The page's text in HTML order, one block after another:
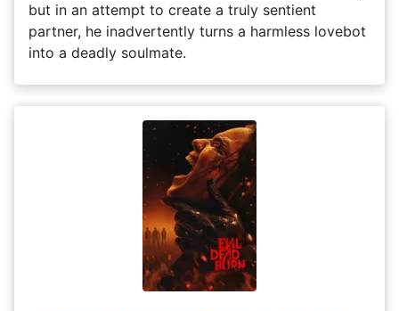
but in an attempt to create a truly sentient
partner, he inadvertently turns a harmless lovebot
into a deadly soulmate.